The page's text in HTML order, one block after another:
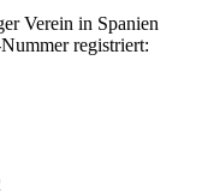
Verein in Spanien
registriert: